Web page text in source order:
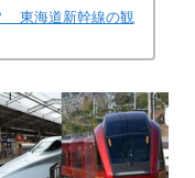
東海道新幹線の観